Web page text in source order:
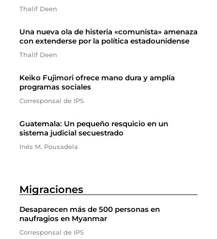
Thalif Deen
Una nueva ola de histeria «comunista» amenaza
con extenderse por la política estadounidense
Thalif Deen
Keiko Fujimori ofrece mano dura y amplía
programas sociales
Corresponsal de IPS
Guatemala: Un pequeño resquicio en un
sistema judicial secuestrado
Inés M. Pousadela
Migraciones
Desaparecen más de 500 personas en
naufragios en Myanmar
Corresponsal de IPS